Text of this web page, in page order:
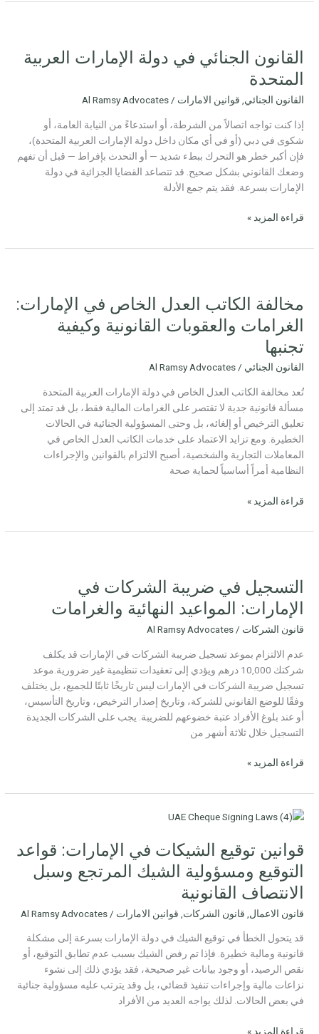
القانون الجنائي في دولة الإمارات العربية
المتحدة
القانون الجنائي قوانين الامارات /
Al Ramsy Advocates
إذا كنت تواجه اتصالاً من الشرطة، أو استدعاءً من النيابة العامة، أو
شكوى في دبي (أو في أي مكان داخل دولة الإمارات العربية المتحدة)،
فإن أكبر خطر هو التحرك ببطء شديد — أو التحدث بإفراط — قبل أن تفهم
وضعك القانوني بشكل صحيح. قد تتصاعد القضايا الجزائية في دولة
الإمارات بسرعة. فقد يتم جمع الأدلة
في
دولة
الإمارات
العربية
المتحدة
قراءة المزيد »
مخالفة الكاتب العدل الخاص في الإمارات:
الغرامات والعقوبات القانونية وكيفية
تجنبها
القانون الجنائي /
Al Ramsy Advocates
تُعد مخالفة الكاتب العدل الخاص في دولة الإمارات العربية المتحدة
مسألة قانونية جدية لا تقتصر على الغرامات المالية فقط، بل قد تمتد إلى
تعليق الترخيص أو إلغائه، بل وحتى المسؤولية الجنائية في الحالات
الخطيرة. ومع تزايد الاعتماد على خدمات الكاتب العدل الخاص في
المعاملات التجارية والشخصية، أصبح الالتزام بالقوانين والإجراءات
النظامية أمراً أساسياً لحماية صحة
العدل
الخاص
في
الإمارات:
الغرامات
القانونية
وكيفية
تجنبها
قراءة المزيد »
التسجيل في ضريبة الشركات في
الإمارات: المواعيد النهائية والغرامات
قانون الشركات /
Al Ramsy Advocates
عدم الالتزام بموعد تسجيل ضريبة الشركات في الإمارات قد يكلف
شركتك 10,000 درهم ويؤدي إلى تعقيدات تنظيمية غير ضرورية.موعد
تسجيل ضريبة الشركات في الإمارات ليس تاريخًا ثابتًا للجميع، بل يختلف
وفقًا للوضع القانوني للشركة، وتاريخ إصدار الترخيص، وتاريخ التأسيس،
أو عند بلوغ الأفراد عتبة خضوعهم للضريبة. يجب على الشركات الجديدة
التسجيل خلال ثلاثة أشهر من
ضريبة
الشركات
في
الإمارات:
المواعيد
النهائية
والغرامات
قراءة المزيد »
قوانين توقيع الشيكات في الإمارات: قواعد
التوقيع ومسؤولية الشيك المرتجع وسبل
الانتصاف القانونية
قانون الاعمال قانون الشركات قوانين الامارات /
Al Ramsy Advocates
قد يتحول الخطأ في توقيع الشيك في دولة الإمارات بسرعة إلى مشكلة
قانونية ومالية خطيرة. فإذا تم رفض الشيك بسبب عدم تطابق التوقيع، أو
نقص الرصيد، أو وجود بيانات غير صحيحة، فقد يؤدي ذلك إلى نشوء
نزاعات مالية وإجراءات تنفيذ قضائي، بل وقد يترتب عليه مسؤولية جنائية
في بعض الحالات. لذلك يواجه العديد من الأفراد
قوانين
الشيكات
في
الإمارات:
قواعد
التوقيع
الشيك
المرتجع
وسبل
الانتصاف
القانونية
قراءة المزيد »